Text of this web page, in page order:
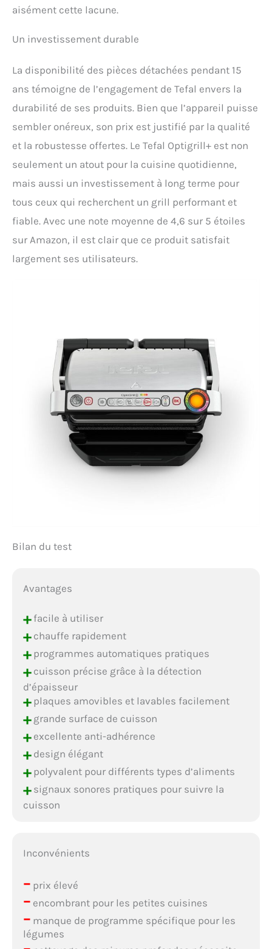
aisément cette lacune.
Un investissement durable
La disponibilité des pièces détachées pendant 15
ans témoigne de l’engagement de Tefal envers la
durabilité de ses produits. Bien que l’appareil puisse
sembler onéreux, son prix est justifié par la qualité
et la robustesse offertes. Le Tefal Optigrill+ est non
seulement un atout pour la cuisine quotidienne,
mais aussi un investissement à long terme pour
tous ceux qui recherchent un grill performant et
fiable. Avec une note moyenne de 4,6 sur 5 étoiles
sur Amazon, il est clair que ce produit satisfait
largement ses utilisateurs.
Bilan du test
Avantages
+facile à utiliser
+chauffe rapidement
+programmes automatiques pratiques
+cuisson précise grâce à la détection
d’épaisseur
+plaques amovibles et lavables facilement
+grande surface de cuisson
+excellente anti-adhérence
+design élégant
+polyvalent pour différents types d’aliments
+signaux sonores pratiques pour suivre la
cuisson
Inconvénients
–prix élevé
–encombrant pour les petites cuisines
–manque de programme spécifique pour les
légumes